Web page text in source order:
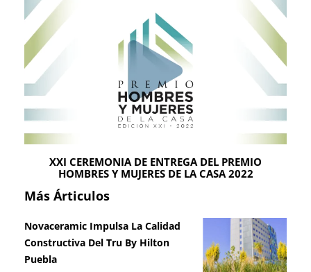
XXI CEREMONIA DE ENTREGA DEL PREMIO
HOMBRES Y MUJERES DE LA CASA 2022
Más Árticulos
Novaceramic Impulsa La Calidad
Constructiva Del Tru By Hilton
Puebla